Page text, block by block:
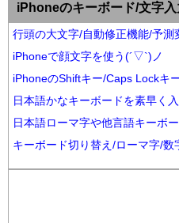
iPhoneのキーボード/文字入
行頭の大文字/自動修正機能/予測
iPhoneで顔文字を使う(´▽`)ノ
iPhoneのShiftキー/Caps Lockキ
日本語かなキーボードを素早く
日本語ローマ字や他言語キーボ
キーボード切り替え/ローマ字/数